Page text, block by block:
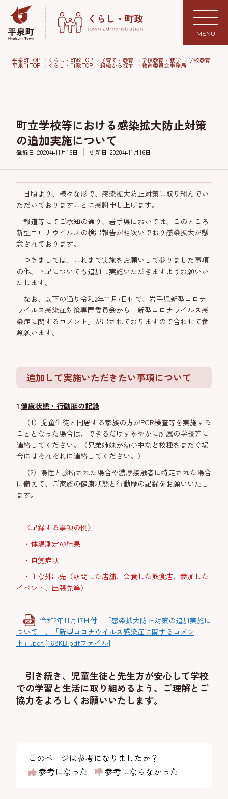
MENU
平泉町TOP くらし・町政TOP 子育て・教育 学校教育・就学 学校教育
平泉町TOP くらし・町政TOP 組織から探す 教育委員会事務局
町立学校等における感染拡大防止対策
の追加実施について
登録日 2020年11月16日 更新日 2020年11月16日
日頃より、様々な形で、感染拡大防止対策に取り組んでい
ただいておりますことに感謝申し上げます。
報道等にてご承知の通り、岩手県においては、このところ
新型コロナウイルスの検出報告が相次いでおり感染拡大が懸
念されております。
つきましては、これまで実施をお願いして参りました事項
の他、下記についても追加し実施いただきますようお願いい
たします。
なお、以下の通り令和2年11月7日付で、岩手県新型コロナ
ウイルス感染症対策専門委員会から「新型コロナウイルス感
染症に関するコメント」が出されておりますので合わせて参
照願います。
追加して実施いただきたい事項について
1.健康状態・行動歴の記録
（1）児童生徒と同居する家族の方がPCR検査等を実施する
こととなった場合は、できるだけすみやかに所属の学校等に
連絡してください。（兄弟姉妹が幼小中など校種をまたぐ場
合にはそれぞれに連絡してください。）
（2）陽性と診断された場合や濃厚接触者に特定された場合
に備えて、ご家族の健康状態と行動歴の記録をお願いいたし
ます。
〈記録する事項の例〉
・体温測定の結果
・自覚症状
・主な外出先（訪問した店舗、会食した飲食店、参加した
イベント、出張先等）
令和2年11月17日付 「感染拡大防止対策の追加実施に
ついて」、「新型コロナウイルス感染症に関するコメン
ト」.pdf [168KB pdfファイル]
引き続き、児童生徒と先生方が安心して学校
での学習と生活に取り組めるよう、ご理解とご
協力をよろしくお願いいたします。
このページは参考になりましたか？
参考になった
参考にならなかった